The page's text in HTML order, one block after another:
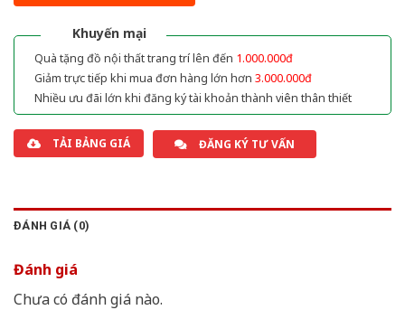
Khuyến mại
Quà tặng đồ nội thất trang trí lên đến 1.000.000đ
Giảm trực tiếp khi mua đơn hàng lớn hơn 3.000.000đ
Nhiều ưu đãi lớn khi đăng ký tài khoản thành viên thân thiết
TẢI BẢNG GIÁ ĐĂNG KÝ TƯ VẤN
ĐÁNH GIÁ (0)
Đánh giá
Chưa có đánh giá nào.